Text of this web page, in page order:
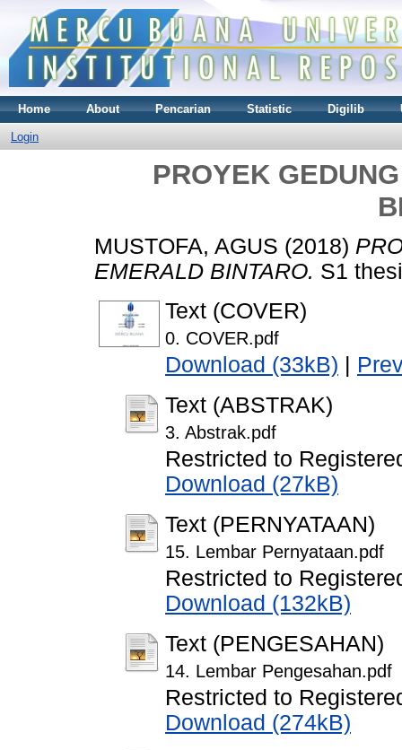
Home About Pencarian Statistic Digilib
Login
PROYEK
MUSTOFA, AGUS (2018)
EMERALD BINTARO. S1
Text (COVER)
0. COVER.pdf
Download (33kB)
Text (ABSTRAK)
3. Abstrak.pdf
Restricted to
Download (27kB)
Text (PERNYATAAN)
15. Lembar Pernyataan.pdf
Restricted to
Download (132kB)
Text (PENGESAHAN)
14. Lembar Pengesahan.pdf
Restricted to
Download (274kB)